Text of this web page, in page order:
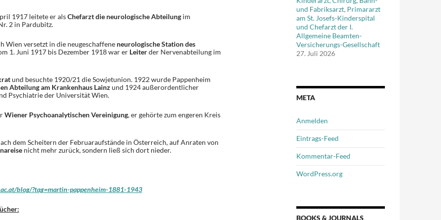
1917 leitete er alsChefarzt die neurologische Abteilungim
2 in Pardubitz.
Wien versetzt in die neugeschaffene neurologische Station des
1. Juni 1917 bis Dezember 1918 war er Leiterder Nervenabteilung im
und besuchte 1920/21 die Sowjetunion. 1922 wurde Pappenheim
Abteilung am Krankenhaus Lainzund 1924 außerordentlicher
Psychiatrie der Universität Wien.
Wiener Psychoanalytischen Vereinigung, er gehörte zum engeren Kreis
dem Scheitern der Februaraufstände in Österreich, auf Anraten von
nicht mehr zurück, sondern ließ sich dort nieder.
blog/?tag=martin-pappenheim-1881-1943
und Fabriksarzt, Primararzt
am St. Josefs-Kinderspital
und Chefarzt der I.
Allgemeine Beamten-
Versicherungs-Gesellschaft
27. Juli 2026
META
Anmelden
Eintrags-Feed
Kommentar-Feed
WordPress.org
BOOKS & JOURNALS